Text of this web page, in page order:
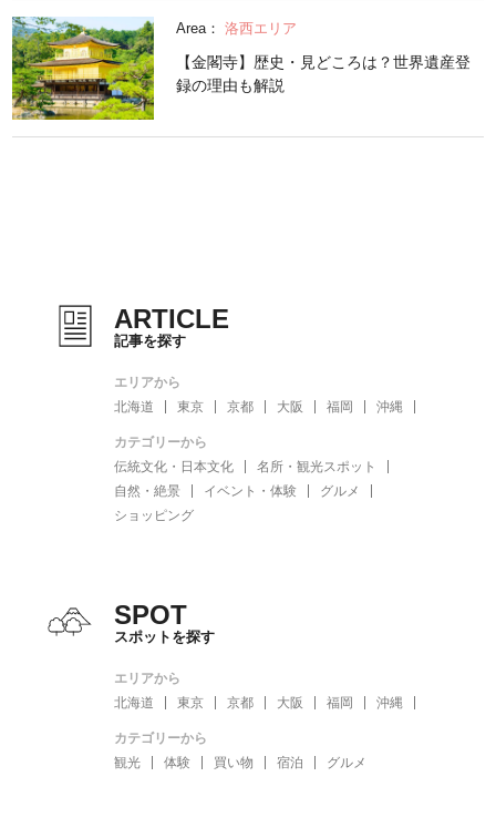
Area： 洛西エリア
【金閣寺】歴史・見どころは？世界遺産登
録の理由も解説
ARTICLE
記事を探す
エリアから
北海道
東京 京都 大阪 福岡 沖縄
カテゴリーから
伝統文化・日本文化
名所・観光スポット
自然・絶景
イベント・体験
グルメ
ショッピング
SPOT
スポットを探す
エリアから
北海道
東京 京都 大阪 福岡 沖縄
カテゴリーから
観光
体験 買い物 宿泊 グルメ